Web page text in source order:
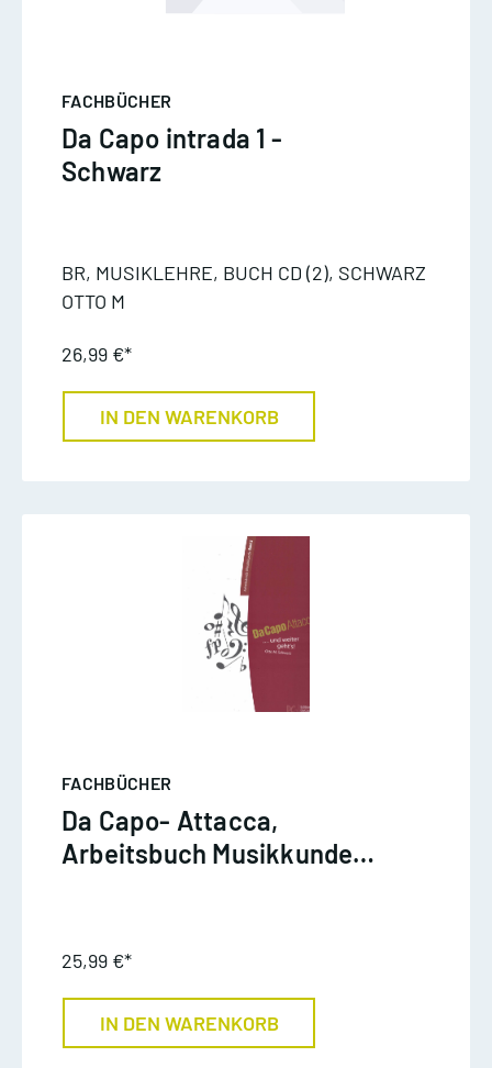
FACHBÜCHER
Da Capo intrada 1 -
Schwarz
BR, MUSIKLEHRE, BUCH CD (2), SCHWARZ
OTTO M
26,99 €*
IN DEN WARENKORB
FACHBÜCHER
Da Capo- Attacca,
Arbeitsbuch Musikkunde
25,99 €*
IN DEN WARENKORB